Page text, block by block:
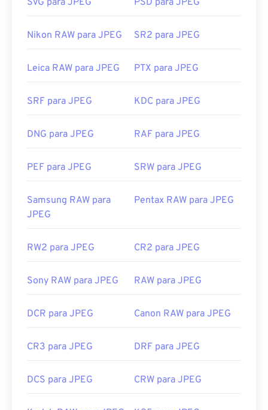
abrir arquivos JPEG. Um simples clique duplo no
visualizador de imagens, editor de imagens ou
aplicativo específico para abrir o arquivo, clique
com" para fazer sua seleção.
navegadores populares, como o Chrome, em
Group
Links úteis:
https://www.lifewire.com/jpg-jpeg-file-4139913
SVG para JPEG PSD para JPEG
Nikon RAW para JPEG SR2 para JPEG
Leica RAW para JPEG PTX para JPEG
SRF para JPEG KDC para JPEG
DNG para JPEG RAF para JPEG
PEF para JPEG SRW para JPEG
Samsung RAW para
JPEG
Pentax RAW para JPEG
RW2 para JPEG CR2 para JPEG
Sony RAW para JPEG RAW para JPEG
DCR para JPEG Canon RAW para JPEG
CR3 para JPEG DRF para JPEG
DCS para JPEG CRW para JPEG